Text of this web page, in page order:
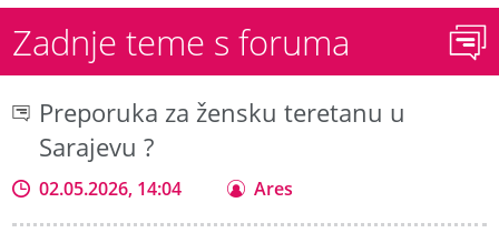
Zadnje teme s foruma
Preporuka za žensku teretanu u
Sarajevu ?
02.05.2026, 14:04 Ares